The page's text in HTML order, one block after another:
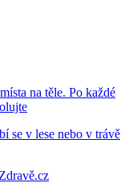
na těle. Po každé
se v lese nebo v trávě